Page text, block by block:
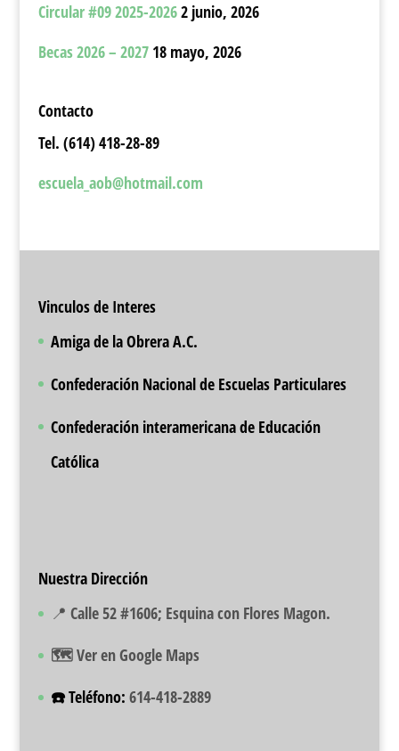
Circular #09 2025-20262 junio, 2026
Becas 2026 – 2027 18 mayo, 2026
Contacto
Tel. (614) 418-28-89
escuela_aob@hotmail.com
Vinculos de Interes
Amiga de la Obrera A.C.
Confederación Nacional de Escuelas Particulares
Confederación interamericana de Educación
Católica
Nuestra Dirección
📍 Calle 52 #1606; Esquina con Flores Magon.
🗺️ Ver en Google Maps
☎️ Teléfono: 614-418-2889